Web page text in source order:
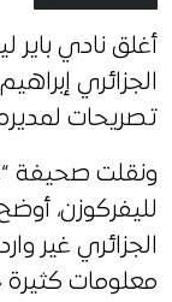
أغلق نادي باير
الجزائري
تصريحات
ونقلت صحيفة
لليفركوزن،
الجزائري غير
معلومات